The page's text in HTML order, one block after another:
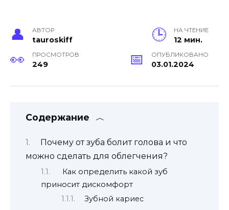
АВТОР
tauroskiff
НА ЧТЕНИЕ
12 мин.
ПРОСМОТРОВ
249
ОПУБЛИКОВАНО
03.01.2024
Содержание
Почему от зуба болит голова и что
можно сделать для облегчения?
Как определить какой зуб
приносит дискомфорт
Зубной кариес